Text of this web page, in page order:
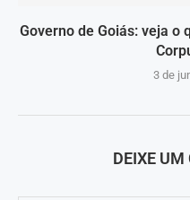
Governo de Goiás: veja o
3 de
DEIXE UM